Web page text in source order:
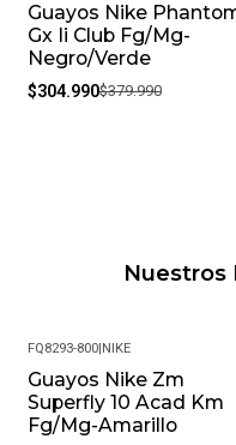
-20%
Guayos Nike
Gx Ii Club Fg/Mg-
Negro/Verde
$304.990$379.990
Nuestros
-22%
FQ8293-800|NIKE
Guayos Nike Zm
Superfly 10 Acad Km
Fg/Mg-Amarillo